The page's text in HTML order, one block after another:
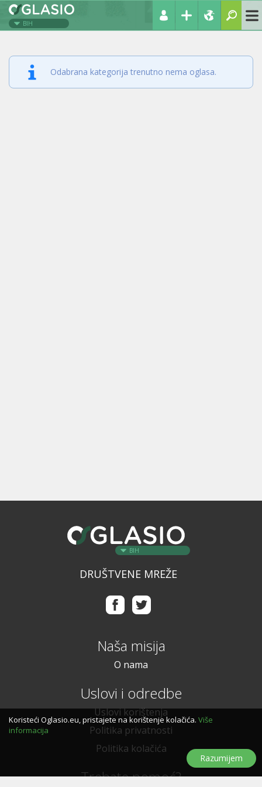
BIH
Odabrana kategorija trenutno nema oglasa.
BIH
DRUŠTVENE MREŽE
Naša misija
O nama
Uslovi i odredbe
Uslovi korištenja
Politika privatnosti
Politika kolačića
Trebate pomoć?
Koristeći Oglasio.eu, pristajete na korištenje kolačića. Više
informacija
Razumijem